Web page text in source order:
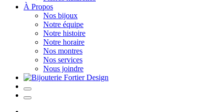
À Propos
Nos bijoux
Notre équipe
Notre histoire
Notre horaire
Nos montres
Nos services
Nous joindre